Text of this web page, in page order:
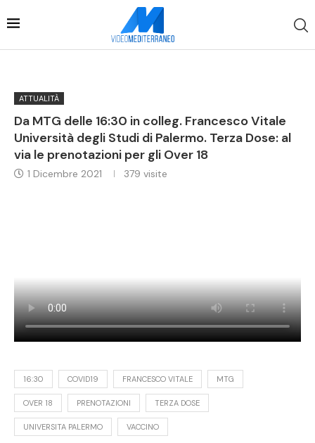
ATTUALITÀ
Da MTG delle 16:30 in colleg. Francesco Vitale
Università degli Studi di Palermo. Terza Dose: al
via le prenotazioni per gli Over 18
1 Dicembre 2021 379 visite
16:30 COVID19 FRANCESCO VITALE MTG
OVER 18 PRENOTAZIONI TERZA DOSE
UNIVERSITA PALERMO VACCINO